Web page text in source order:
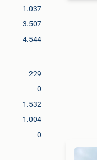
1.037
3.507
4.544
229
0
1.532
1.004
0